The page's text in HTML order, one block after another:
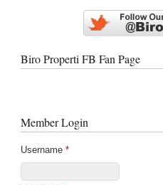
Biro Properti FB Fan Page
Member Login
Username *